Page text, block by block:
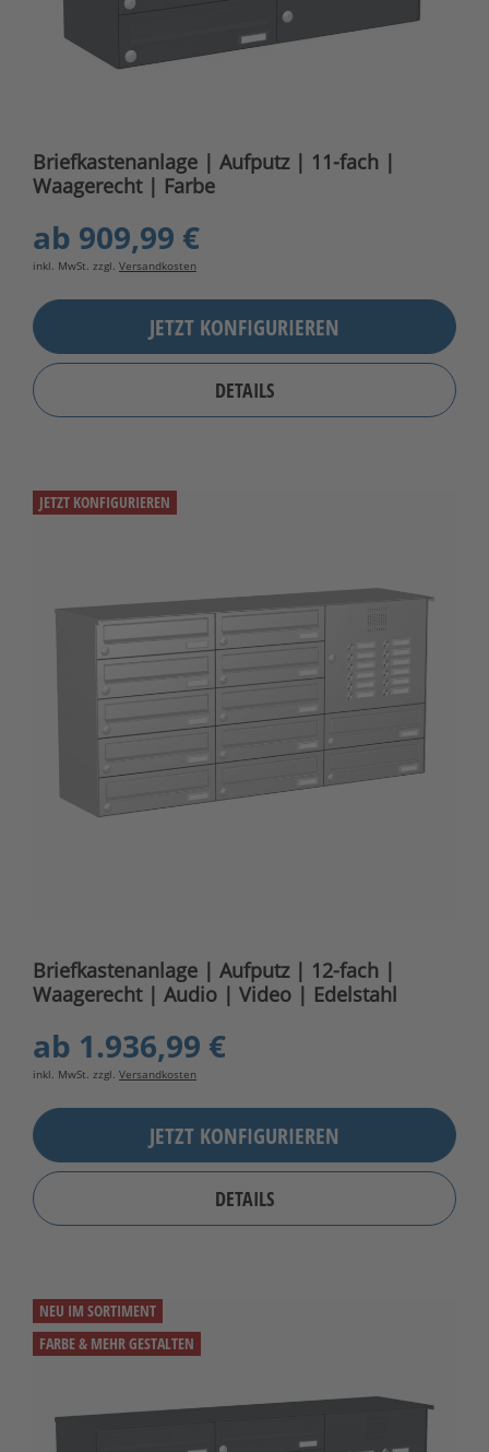
Briefkastenanlage | Aufputz | 11-fach |
Waagerecht | Farbe
ab 909,99 €
inkl. MwSt. zzgl. Versandkosten
JETZT KONFIGURIEREN
DETAILS
JETZT KONFIGURIEREN
Briefkastenanlage | Aufputz | 12-fach |
Waagerecht | Audio | Video | Edelstahl
ab 1.936,99 €
inkl. MwSt. zzgl. Versandkosten
JETZT KONFIGURIEREN
DETAILS
NEU IM SORTIMENT
FARBE & MEHR GESTALTEN